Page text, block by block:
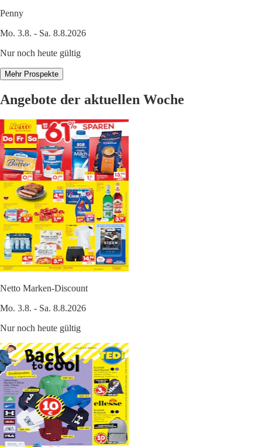
Penny
Mo. 3.8. - Sa. 8.8.2026
Nur noch heute gültig
Mehr Prospekte
Angebote der aktuellen Woche
Netto Marken-Discount
Mo. 3.8. - Sa. 8.8.2026
Nur noch heute gültig